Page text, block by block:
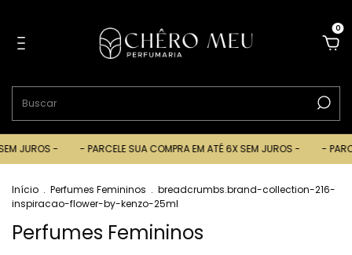
0
- - PARCELE SUA COMPRA EM ATÉ 6X SEM JUROS - - PARCELE
Início . Perfumes Femininos . breadcrumbs.brand-collection-216-
inspiracao-flower-by-kenzo-25ml
Perfumes Femininos